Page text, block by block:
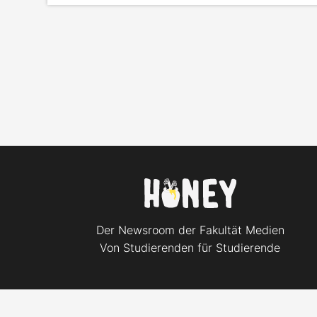
Der Newsroom der Fakultät Medien
Von Studierenden für Studierende